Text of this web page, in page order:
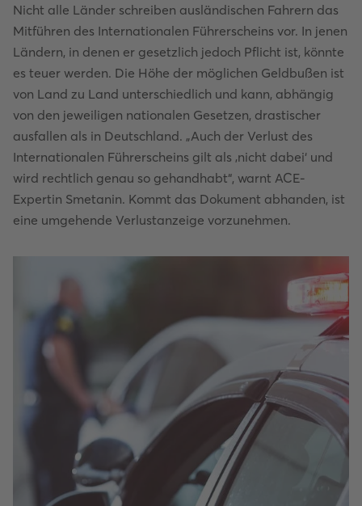
Nicht alle Länder schreiben ausländischen Fahrern das
Mitführen des Internationalen Führerscheins vor. In jenen
Ländern, in denen er gesetzlich jedoch Pflicht ist, könnte
es teuer werden. Die Höhe der möglichen Geldbußen ist
von Land zu Land unterschiedlich und kann, abhängig
von den jeweiligen nationalen Gesetzen, drastischer
ausfallen als in Deutschland. „Auch der Verlust des
Internationalen Führerscheins gilt als ‚nicht dabei‘ und
wird rechtlich genau so gehandhabt“, warnt ACE-
Expertin Smetanin. Kommt das Dokument abhanden, ist
eine umgehende Verlustanzeige vorzunehmen.